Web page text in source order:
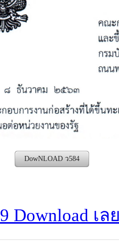
DowNLOAD ว584
Download เลย